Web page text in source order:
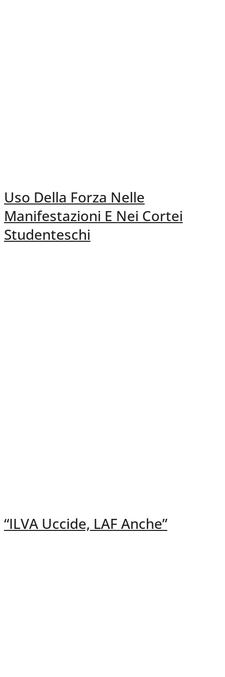
Uso Della Forza Nelle
Manifestazioni E Nei Cortei
Studenteschi
“ILVA Uccide, LAF Anche”